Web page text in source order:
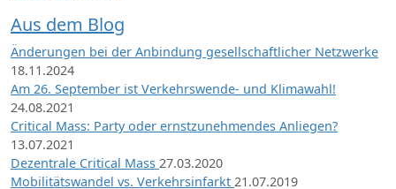
Aus dem Blog
Änderungen bei der Anbindung gesellschaftlicher Netzwerke
18.11.2024
Am 26. September ist Verkehrswende- und Klimawahl!
24.08.2021
Critical Mass: Party oder ernstzunehmendes Anliegen?
13.07.2021
Dezentrale Critical Mass 27.03.2020
Mobilitätswandel vs. Verkehrsinfarkt 21.07.2019